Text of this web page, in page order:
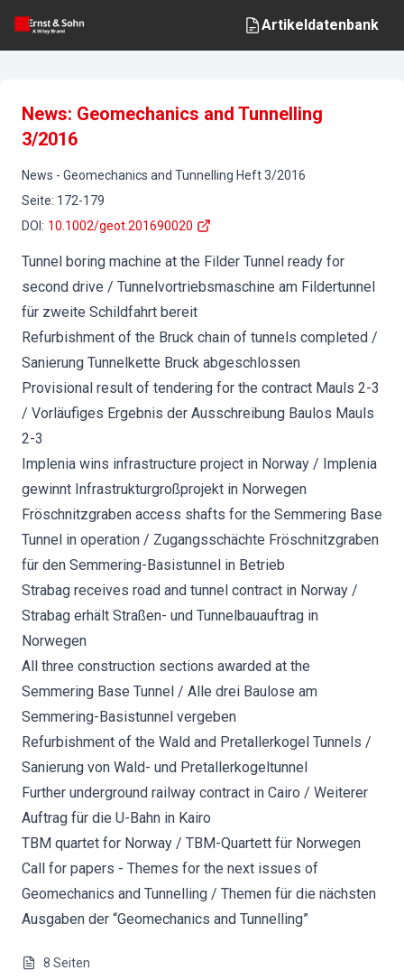
Artikeldatenbank
News: Geomechanics and Tunnelling
3/2016
News - Geomechanics and Tunnelling Heft3/2016
Seite: 172-179
DOI : 10.1002/geot.201690020
Tunnel boring machine at the Filder Tunnel ready for
second drive / Tunnelvortriebsmaschine am Fildertunnel
für zweite Schildfahrt bereit
Refurbishment of the Bruck chain of tunnels completed /
Sanierung Tunnelkette Bruck abgeschlossen
Provisional result of tendering for the contract Mauls 2-3
/ Vorläufiges Ergebnis der Ausschreibung Baulos Mauls
2-3
Implenia wins infrastructure project in Norway / Implenia
gewinnt Infrastrukturgroßprojekt in Norwegen
Fröschnitzgraben access shafts for the Semmering Base
Tunnel in operation / Zugangsschächte Fröschnitzgraben
für den Semmering-Basistunnel in Betrieb
Strabag receives road and tunnel contract in Norway /
Strabag erhält Straßen- und Tunnelbauauftrag in
Norwegen
All three construction sections awarded at the
Semmering Base Tunnel / Alle drei Baulose am
Semmering-Basistunnel vergeben
Refurbishment of the Wald and Pretallerkogel Tunnels /
Sanierung von Wald- und Pretallerkogeltunnel
Further underground railway contract in Cairo / Weiterer
Auftrag für die U-Bahn in Kairo
TBM quartet for Norway / TBM-Quartett für Norwegen
Call for papers - Themes for the next issues of
Geomechanics and Tunnelling / Themen für die nächsten
Ausgaben der “Geomechanics and Tunnelling”
8 Seiten